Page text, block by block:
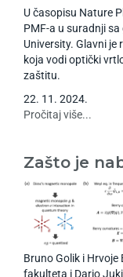
U časopisu Nature
PMF-a u suradnji
University. Glavni
koja vodi optički
zaštitu.
22. 11 . 2024.
Pročitaj više...
Zašto je
Bruno Golik i
fakulteta i Dario